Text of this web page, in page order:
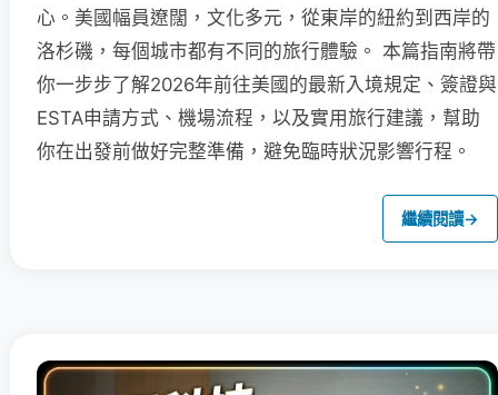
心。美國幅員遼闊，文化多元，從東岸的紐約到西岸的
洛杉磯，每個城市都有不同的旅行體驗。 本篇指南將帶
你一步步了解2026年前往美國的最新入境規定、簽證與
ESTA申請方式、機場流程，以及實用旅行建議，幫助
你在出發前做好完整準備，避免臨時狀況影響行程。
繼續閱讀→